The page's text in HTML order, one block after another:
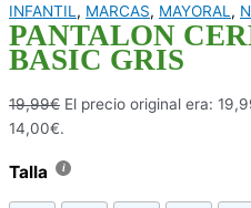
INFANTIL , MARCAS, MAYORAL ,
PANTALON
BASIC GRIS
19,99€ El precio original era:
14,00€.
Talla